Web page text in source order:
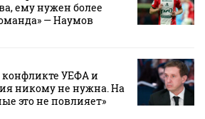
ему нужен более
— Наумов
конфликте УЕФА и
никому не нужна. На
это не повлияет»